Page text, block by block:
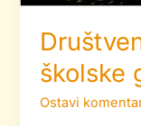
školske
Ostavi